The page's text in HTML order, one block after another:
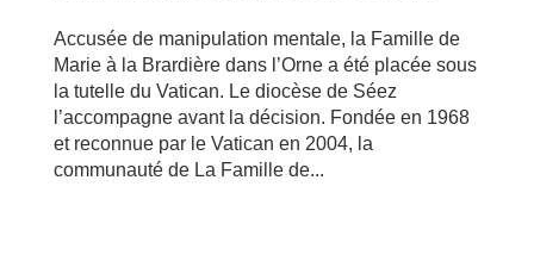
Accusée de manipulation mentale, la Famille de
Marie à la Brardière dans l’Orne a été placée sous
la tutelle du Vatican. Le diocèse de Séez
l’accompagne avant la décision. Fondée en 1968
et reconnue par le Vatican en 2004, la
communauté de La Famille de...